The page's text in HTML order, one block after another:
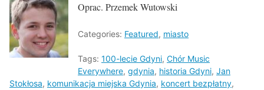
Oprac. Przemek Wutowski
Categories: Featured, miasto
Tags: 100-lecie Gdyni, Chór Music
Everywhere, gdynia, historia Gdyni, Jan
Stokłosa, komunikacja miejska Gdynia, koncert bezpłatny,